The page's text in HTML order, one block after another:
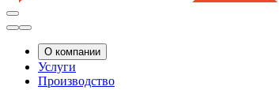
О компании
Услуги
Производство